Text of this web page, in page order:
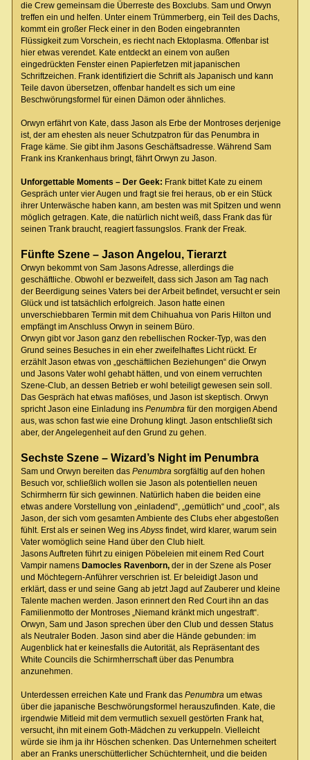
die Crew gemeinsam die Überreste des Boxclubs. Sam und Orwyn
treffen ein und helfen. Unter einem Trümmerberg, ein Teil des Dachs,
kommt ein großer Fleck einer in den Boden eingebrannten
Flüssigkeit zum Vorschein, es riecht nach Ektoplasma. Offenbar ist
hier etwas verendet. Kate entdeckt an einem von außen
eingedrückten Fenster einen Papierfetzen mit japanischen
Schriftzeichen. Frank identifiziert die Schrift als Japanisch und kann
Teile davon übersetzen, offenbar handelt es sich um eine
Beschwörungsformel für einen Dämon oder ähnliches.
Orwyn erfährt von Kate, dass Jason als Erbe der Montroses derjenige
ist, der am ehesten als neuer Schutzpatron für das Penumbra in
Frage käme. Sie gibt ihm Jasons Geschäftsadresse. Während Sam
Frank ins Krankenhaus bringt, fährt Orwyn zu Jason.
Unforgettable Moments – Der Geek: Frank bittet Kate zu einem
Gespräch unter vier Augen und fragt sie frei heraus, ob er ein Stück
ihrer Unterwäsche haben kann, am besten was mit Spitzen und wenn
möglich getragen. Kate, die natürlich nicht weiß, dass Frank das für
seinen Trank braucht, reagiert fassungslos. Frank der Freak.
Fünfte Szene – Jason Angelou, Tierarzt
Orwyn bekommt von Sam Jasons Adresse, allerdings die
geschäftliche. Obwohl er bezweifelt, dass sich Jason am Tag nach
der Beerdigung seines Vaters bei der Arbeit befindet, versucht er sein
Glück und ist tatsächlich erfolgreich. Jason hatte einen
unverschiebbaren Termin mit dem Chihuahua von Paris Hilton und
empfängt im Anschluss Orwyn in seinem Büro.
Orwyn gibt vor Jason ganz den rebellischen Rocker-Typ, was den
Grund seines Besuches in ein eher zweifelhaftes Licht rückt. Er
erzählt Jason etwas von „geschäftlichen Beziehungen“ die Orwyn
und Jasons Vater wohl gehabt hätten, und von einem verruchten
Szene-Club, an dessen Betrieb er wohl beteiligt gewesen sein soll.
Das Gespräch hat etwas mafiöses, und Jason ist skeptisch. Orwyn
spricht Jason eine Einladung ins Penumbrafür den morgigen Abend
aus, was schon fast wie eine Drohung klingt. Jason entschließt sich
aber, der Angelegenheit auf den Grund zu gehen.
Sechste Szene – Wizard’s Night im Penumbra
Sam und Orwyn bereiten das Penumbra sorgfältig auf den hohen
Besuch vor, schließlich wollen sie Jason als potentiellen neuen
Schirmherrn für sich gewinnen. Natürlich haben die beiden eine
etwas andere Vorstellung von „einladend“, „gemütlich“ und „cool“, als
Jason, der sich vom gesamten Ambiente des Clubs eher abgestoßen
fühlt. Erst als er seinen Weg insAbyssfindet, wird klarer, warum sein
Vater womöglich seine Hand über den Club hielt.
Jasons Auftreten führt zu einigen Pöbeleien mit einem Red Court
Vampir namens Damocles Ravenborn,der in der Szene als Poser
und Möchtegern-Anführer verschrien ist. Er beleidigt Jason und
erklärt, dass er und seine Gang ab jetzt Jagd auf Zauberer und kleine
Talente machen werden. Jason erinnert den Red Court ihn an das
Familienmotto der Montroses „Niemand kränkt mich ungestraft“.
Orwyn, Sam und Jason sprechen über den Club und dessen Status
als Neutraler Boden. Jason sind aber die Hände gebunden: im
Augenblick hat er keinesfalls die Autorität, als Repräsentant des
White Councils die Schirmherrschaft über das Penumbra
anzunehmen.
Unterdessen erreichen Kate und Frank das Penumbraum etwas
über die japanische Beschwörungsformel herauszufinden. Kate, die
irgendwie Mitleid mit dem vermutlich sexuell gestörten Frank hat,
versucht, ihn mit einem Goth-Mädchen zu verkuppeln. Vielleicht
würde sie ihm ja ihr Höschen schenken. Das Unternehmen scheitert
aber an Franks unerschütterlicher Schüchternheit, und die beiden